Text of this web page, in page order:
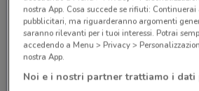
nostra App. Cosa succede se rifiuti:
pubblicitari, ma riguarderanno argomenti
saranno rilevanti per i tuoi interessi. Potrai
accedendo a Menu > Privacy >
nostra App.
Noi e i nostri partner trattiamo i